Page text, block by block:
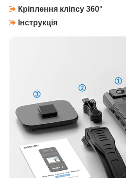
Кріплення кліпсу 360°
Інструкція